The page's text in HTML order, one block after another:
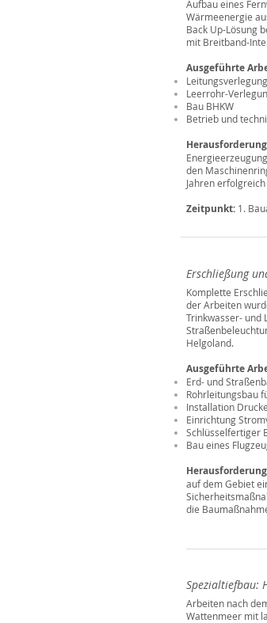
Aufbau eines
Wärmeenergie
Back Up-Lösung
mit Breitband-
Ausgeführte
Leerrohr-
Bau BHKW
Betrieb und
den
Jahren
Zeitpunkt: 1.
Erschließung
Komplette
der Arbeiten
Trinkwasser- und
Helgoland.
Ausgeführte
Erd- und
Rohrleitungsbau
Installation
Einrichtung
Schlüsselfertiger
Bau eines
auf dem Gebiet
die
Spezialtiefbau:
Arbeiten nach
Wattenmeer mit